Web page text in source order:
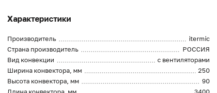
Характеристики
Производитель
itermic
Страна производитель
РОССИЯ
Вид конвекции
с вентиляторами
Ширина конвектора, мм
250
Высота конвектора, мм
90